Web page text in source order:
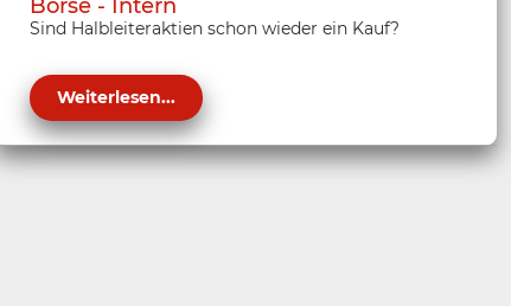
Börse - Intern
Sind Halbleiteraktien schon wieder ein Kauf?
Weiterlesen...